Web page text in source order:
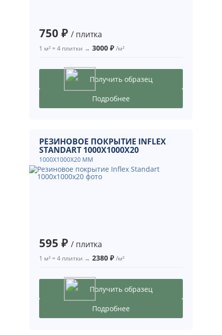
750 ₽ / плитка
1 м² = 4 плитки → 3000 ₽ /м²
Получить образец
Подробнее
РЕЗИНОВОЕ ПОКРЫТИЕ INFLEX
STANDART 1000X1000X20
1000X1000X20 ММ
595 ₽ / плитка
1 м² = 4 плитки → 2380 ₽ /м²
Получить образец
Подробнее